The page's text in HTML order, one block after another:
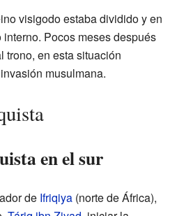
visigodo estaba dividido y en
Pocos meses después
trono, en esta situación
musulmana.
en el sur
de Ifriqiya (norte de África),